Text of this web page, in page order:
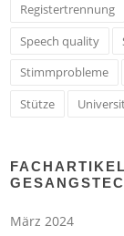
Registertrennung
Speech quality
Stimmprobleme
Stütze
März 2024